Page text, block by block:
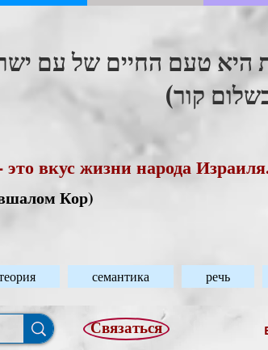
היא טעם החיים של עם
קור)
вкус жизни народа
Кор)
семантика речь
Связаться